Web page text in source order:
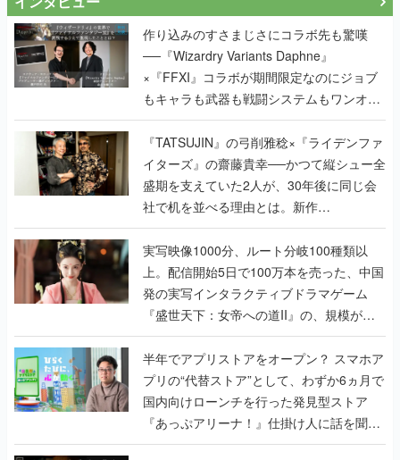
作り込みのすさまじさにコラボ先も驚嘆
──『Wizardry Variants Daphne』
×『FFXI』コラボが期間限定なのにジョブ
もキャラも武器も戦闘システムもワンオフ
で作り込まれた理由を両ディレクターに聞
く
『TATSUJIN』の弓削雅稔×『ライデンファ
イターズ』の齋藤貴幸──かつて縦シュー全
盛期を支えていた2人が、30年後に同じ会
社で机を並べる理由とは。新作
『TATSUJIN EXTREME』で初タッグを組
んだレジェンド2人に訊く開発秘話
実写映像1000分、ルート分岐100種類以
上。配信開始5日で100万本を売った、中国
発の実写インタラクティブドラマゲーム
『盛世天下：女帝への道II』の、規模が違
うこだわりをプロデューサーに聞いた
半年でアプリストアをオープン？ スマホア
プリの“代替ストア”として、わずか6ヵ月で
国内向けローンチを行った発見型ストア
『あっぷアリーナ！』仕掛け人に話を聞い
てみた